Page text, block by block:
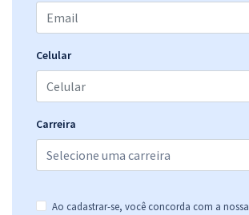
Celular
Carreira
Ao cadastrar-se, você concorda com a nossa